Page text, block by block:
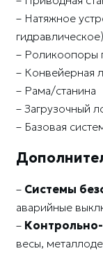
– Натяжное
гидравлическое)
– Роликоопоры
– Конвейерная
– Рама/станина
– Загрузочный
– Базовая
– Системы
аварийные
–
весы,